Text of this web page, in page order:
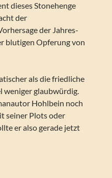
dieses Stonehenge
der
der Jahres-
blutigen Opferung von
als die friedliche
weniger glaubwürdig.
Hohlbein noch
seiner Plots oder
er also gerade jetzt